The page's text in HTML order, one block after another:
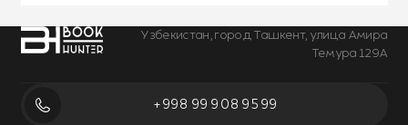
Узбекистан, город Ташкент, улица Амира
Темура 129А
+998 99 908 95 99